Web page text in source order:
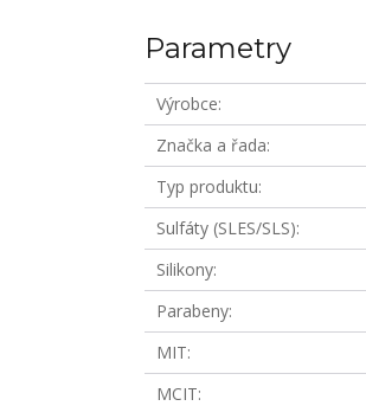
Parametry
Výrobce
Značka a řada
Typ produktu
Sulfáty (SLES/SLS)
Silikony
Parabeny
MIT
MCIT